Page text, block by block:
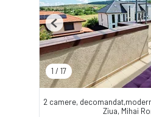
1 / 17
Previous
2 camere,
Ziua, Mihai